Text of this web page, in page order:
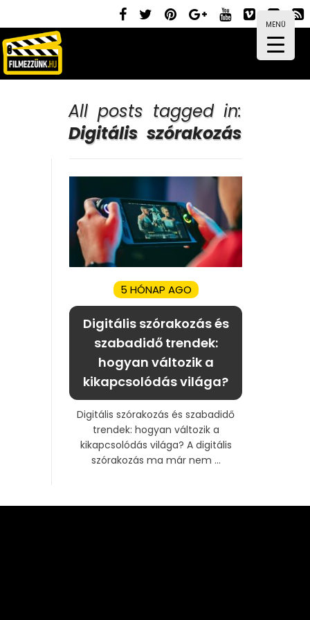
MENÜ
All posts tagged in:
Digitális szórakozás
5 HÓNAP AGO
Digitális szórakozás és
szabadidő trendek:
hogyan változik a
kikapcsolódás világa?
Digitális szórakozás és szabadidő
trendek: hogyan változik a
kikapcsolódás világa? A digitális
szórakozás ma már nem ...